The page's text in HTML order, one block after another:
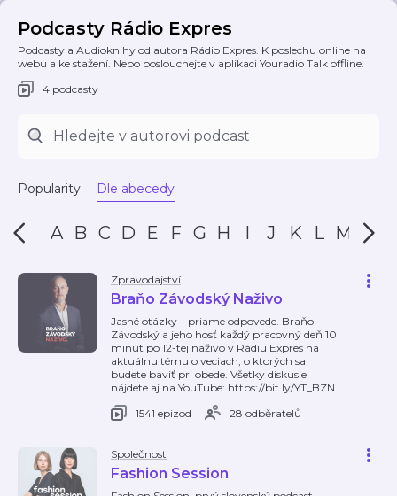
Podcasty Rádio Expres
Podcasty a Audioknihy od autora Rádio Expres. K poslechu online na
webu a ke stažení. Nebo poslouchejte v aplikaci Youradio Talk offline.
4 podcasty
Popularity Dle abecedy
A B C D E F G H I J K L M N
Zpravodajství
Braňo Závodský Naživo
Jasné otázky – priame odpovede. Braňo
Závodský a jeho hosť každý pracovný deň 10
minút po 12-tej naživo v Rádiu Expres na
aktuálnu tému o veciach, o ktorých sa
budete baviť pri obede. Všetky diskusie
nájdete aj na YouTube: https://bit.ly/YT_BZN
1541 epizod
28 odběratelů
Společnost
Fashion Session